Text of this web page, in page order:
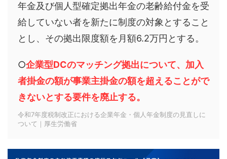
年金及び個人型確定拠出年金の老齢給付金を受
給していない者を新たに制度の対象とすること
とし、その拠出限度額を月額6.2万円とする。
○企業型DCのマッチング拠出について、加入
者掛金の額が事業主掛金の額を超えることがで
きないとする要件を廃止する。
令和7年度税制改正における企業年金・個人年金制度の見直しに
ついて｜厚生労働省